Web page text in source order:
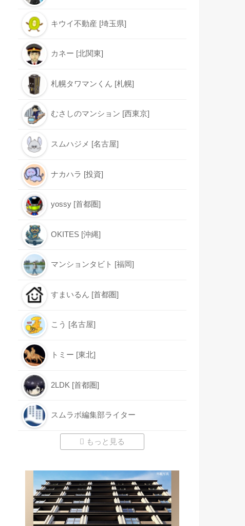
キウイ不動産 [埼玉県]
カネー [北関東]
札幌タワマンくん [札幌]
むさしのマンション [西東京]
スムハジメ [名古屋]
ナカハラ [投資]
yossy [首都圏]
OKITES [沖縄]
マンションタビト [福岡]
すまいるん [首都圏]
こう [名古屋]
トミー [東北]
2LDK [首都圏]
スムラボ編集部ライター
もっと見る